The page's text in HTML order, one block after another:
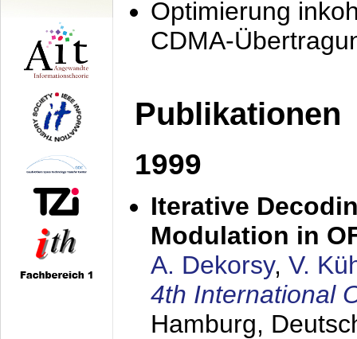
Optimierung
CDMA-
Publikationen
1999
Iterative
Modulation in
A. Dekorsy, V.
4th International
Hamburg,